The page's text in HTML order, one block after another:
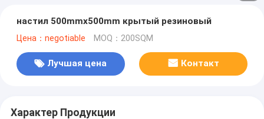
настил 500mmx500mm крытый резиновый
Цена：negotiable MOQ：200SQM
Лучшая цена Контакт
Характер Продукции